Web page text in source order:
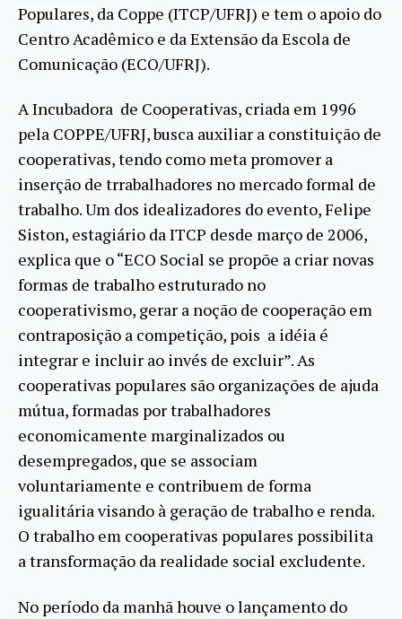
Populares, da Coppe (ITCP/UFRJ) e tem o apoio do
Centro Acadêmico e da Extensão da Escola de
Comunicação (ECO/UFRJ).
A Incubadora de Cooperativas, criada em 1996
pela COPPE/UFRJ, busca auxiliar a constituição de
cooperativas, tendo como meta promover a
inserção de trrabalhadores no mercado formal de
trabalho. Um dos idealizadores do evento, Felipe
Siston, estagiário da ITCP desde março de 2006,
explica que o “ECO Social se propõe a criar novas
formas de trabalho estruturado no
cooperativismo, gerar a noção de cooperação em
contraposição a competição, pois a idéia é
integrar e incluir ao invés de excluir”. As
cooperativas populares são organizações de ajuda
mútua, formadas por trabalhadores
economicamente marginalizados ou
desempregados, que se associam
voluntariamente e contribuem de forma
igualitária visando à geração de trabalho e renda.
O trabalho em cooperativas populares possibilita
a transformação da realidade social excludente.
No período da manhã houve o lançamento do